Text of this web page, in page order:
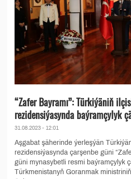
“Zafer Bayramı”: Türkiýäniň
rezidensiýasynda baýramçylyk
31.08.2023 - 12:01
Aşgabat şäherinde ýerleşýän
rezidensiýasynda çarşenbe güni
güni mynasybetli resmi baýramçylyk
Türkmenistanyň Goranmak